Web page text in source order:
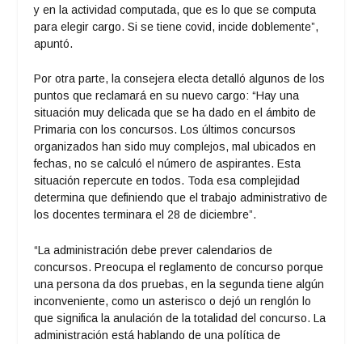
y en la actividad computada, que es lo que se computa
para elegir cargo. Si se tiene covid, incide doblemente”,
apuntó.
Por otra parte, la consejera electa detalló algunos de los
puntos que reclamará en su nuevo cargo: “Hay una
situación muy delicada que se ha dado en el ámbito de
Primaria con los concursos. Los últimos concursos
organizados han sido muy complejos, mal ubicados en
fechas, no se calculó el número de aspirantes. Esta
situación repercute en todos. Toda esa complejidad
determina que definiendo que el trabajo administrativo de
los docentes terminara el 28 de diciembre”.
“La administración debe prever calendarios de
concursos. Preocupa el reglamento de concurso porque
una persona da dos pruebas, en la segunda tiene algún
inconveniente, como un asterisco o dejó un renglón lo
que significa la anulación de la totalidad del concurso. La
administración está hablando de una política de